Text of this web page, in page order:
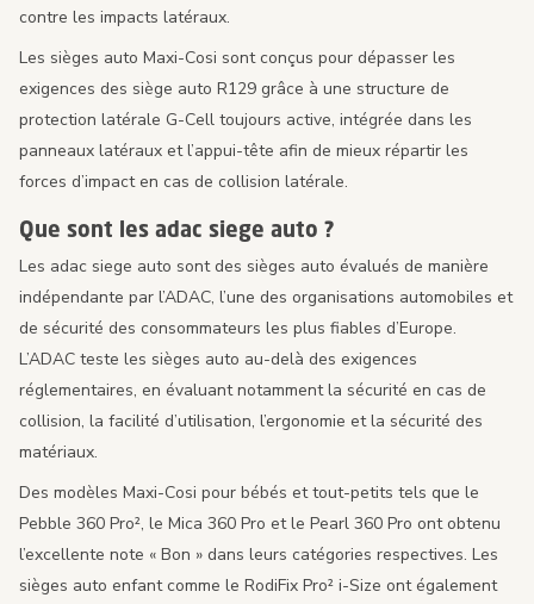
contre les impacts latéraux.
Les sièges auto Maxi-Cosi sont conçus pour dépasser les
exigences des siège auto R129 grâce à une structure de
protection latérale G-Cell toujours active, intégrée dans les
panneaux latéraux et l’appui-tête afin de mieux répartir les
forces d’impact en cas de collision latérale.
Que sont les adac siege auto ?
Les adac siege auto sont des sièges auto évalués de manière
indépendante par l’ADAC, l’une des organisations automobiles et
de sécurité des consommateurs les plus fiables d’Europe.
L’ADAC teste les sièges auto au-delà des exigences
réglementaires, en évaluant notamment la sécurité en cas de
collision, la facilité d’utilisation, l’ergonomie et la sécurité des
matériaux.
Des modèles Maxi-Cosi pour bébés et tout-petits tels que le
Pebble 360 Pro², le Mica 360 Pro et le Pearl 360 Pro ont obtenu
l’excellente note « Bon » dans leurs catégories respectives. Les
sièges auto enfant comme le RodiFix Pro² i-Size ont également